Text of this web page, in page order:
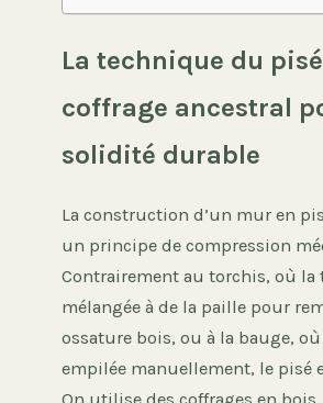
La technique du
coffrage ancestral
solidité durable
La construction d’un mur en
un principe de compression
Contrairement au torchis, où la
mélangée à de la paille pour
ossature bois, ou à la bauge,
empilée manuellement, le pisé